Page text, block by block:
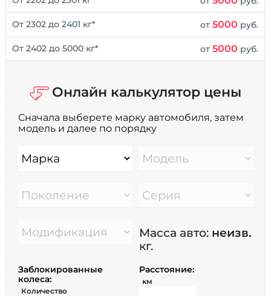
От 2302 до 2401 кг* от5000 руб.
От 2402 до 5000 кг* от5000 руб.
Онлайн калькулятор цены
Сначала выберете марку автомобиля, затем
модель и далее по порядку
Марка Модель
Поколение Серия
Модификация Масса авто: неизв.
кг.
Заблокированные
колеса:
Количество
Расстояние:
км